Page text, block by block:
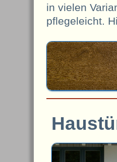
in vielen
pflegeleicht.